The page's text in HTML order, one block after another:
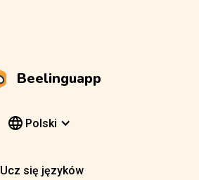
Beelinguapp
Polski
Ucz się języków